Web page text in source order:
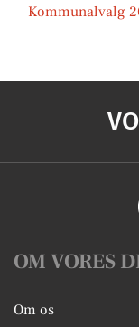
Kommunalvalg
OM VORES
Om os